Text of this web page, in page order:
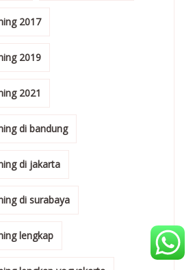
2017
2019
2021
di bandung
di jakarta
di surabaya
lengkap